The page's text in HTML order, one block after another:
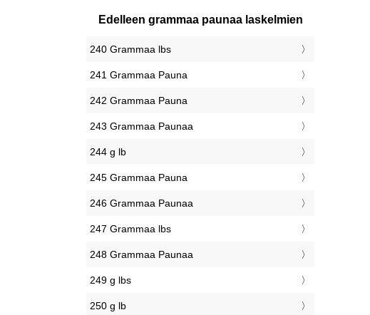
Edelleen grammaa paunaa laskelmien
240 Grammaa lbs
241 Grammaa Pauna
242 Grammaa Pauna
243 Grammaa Paunaa
244 g lb
245 Grammaa Pauna
246 Grammaa Paunaa
247 Grammaa lbs
248 Grammaa Paunaa
249 g lbs
250 g lb